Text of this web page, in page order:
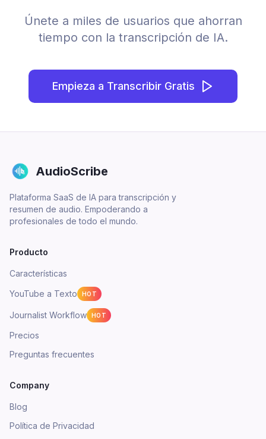
Únete a miles de usuarios que ahorran
tiempo con la transcripción de IA.
Empieza a Transcribir Gratis
AudioScribe
Plataforma SaaS de IA para transcripción y
resumen de audio. Empoderando a
profesionales de todo el mundo.
Producto
Características
YouTube a Texto
HOT
Journalist Workflow HOT
Precios
Preguntas frecuentes
Company
Blog
Política de Privacidad